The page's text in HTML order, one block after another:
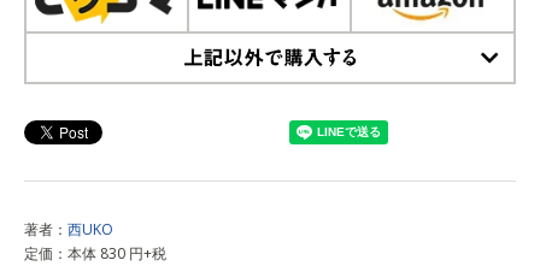
著者： 西UKO
定価：本体 830 円+税